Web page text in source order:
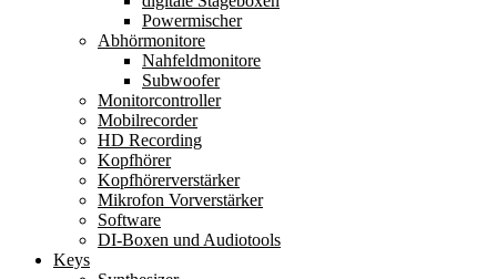
Powermischer
Abhörmonitore
Nahfeldmonitore
Subwoofer
Monitorcontroller
Mobilrecorder
HD Recording
Kopfhörer
Kopfhörerverstärker
Mikrofon Vorverstärker
Software
DI-Boxen und Audiotools
Keys